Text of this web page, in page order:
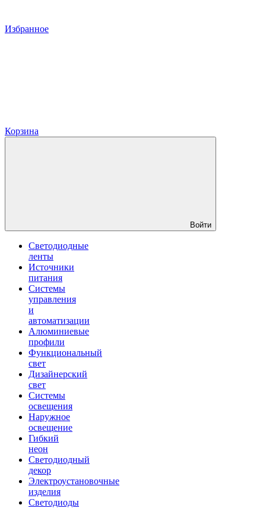
Избранное
Корзина
Войти
Светодиодные
ленты
Источники
питания
Системы
управления
и
автоматизации
Алюминиевые
профили
Функциональный
свет
Дизайнерский
свет
Системы
освещения
Наружное
освещение
Гибкий
неон
Светодиодный
декор
Электроустановочные
изделия
Светодиоды